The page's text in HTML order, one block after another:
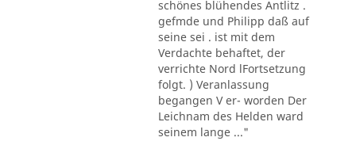
schönes blühendes Antlitz .
gefmde und Philipp daß auf
seine sei . ist mit dem
Verdachte behaftet, der
verrichte Nord lFortsetzung
folgt. ) Veranlassung
begangen V er- worden Der
Leichnam des Helden ward
seinem lange ..."